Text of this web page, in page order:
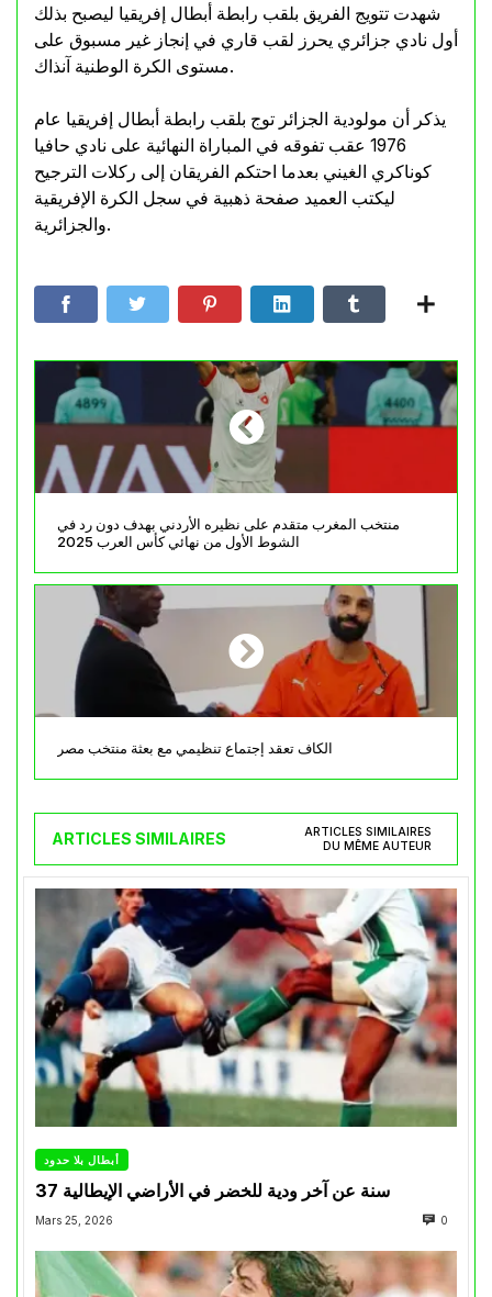
شهدت تتويج الفريق بلقب رابطة أبطال إفريقيا ليصبح بذلك
أول نادي جزائري يحرز لقب قاري في إنجاز غير مسبوق على
مستوى الكرة الوطنية آنذاك.
يذكر أن مولودية الجزائر توج بلقب رابطة أبطال إفريقيا عام
1976 عقب تفوقه في المباراة النهائية على نادي حافيا
كوناكري الغيني بعدما احتكم الفريقان إلى ركلات الترجيح
ليكتب العميد صفحة ذهبية في سجل الكرة الإفريقية
والجزائرية.
منتخب المغرب متقدم على نظيره الأردني بهدف دون رد في
الشوط الأول من نهائي كأس العرب 2025
الكاف تعقد إجتماع تنظيمي مع بعثة منتخب مصر
ARTICLES SIMILAIRES
ARTICLES SIMILAIRES
DU MÊME AUTEUR
أبطال بلا حدود
37 سنة عن آخر ودية للخضر في الأراضي الإيطالية
Mars 25, 2026 0